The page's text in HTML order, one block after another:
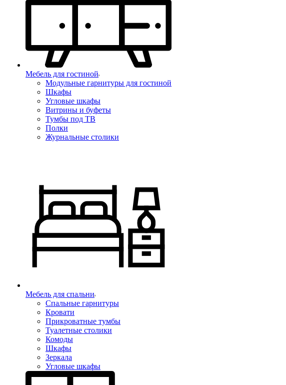
Мебель для гостиной
Модульные гарнитуры для гостиной
Шкафы
Угловые шкафы
Витрины и буфеты
Тумбы под ТВ
Полки
Журнальные столики
Мебель для спальни
Спальные гарнитуры
Кровати
Прикроватные тумбы
Туалетные столики
Комоды
Шкафы
Зеркала
Угловые шкафы